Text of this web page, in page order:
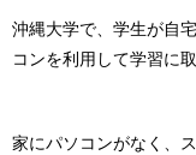
沖縄大学で、学生が自
コンを利用して学習に
家にパソコンがなく、